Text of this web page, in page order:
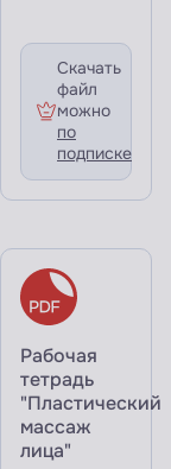
Скачать
файл
можно
по
подписке
Рабочая
тетрадь
"Пластический
массаж
лица"